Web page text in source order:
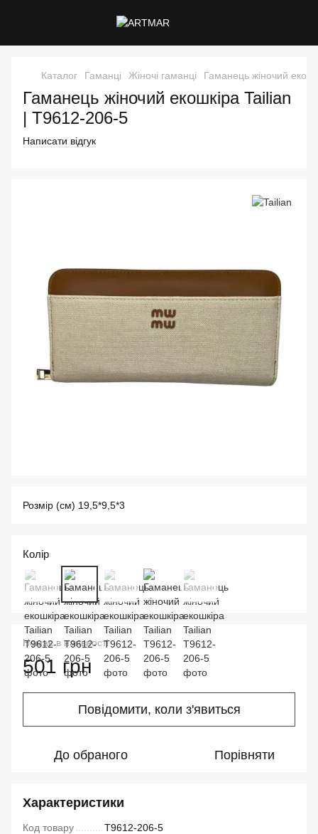
Каталог Гаманці Жіночі гаманці Гаманець жіночий
Гаманець жіночий екошкіра Tailian
| T9612-206-5
Написати відгук
Розмір (см) 19,5*9,5*3
Колір
Немає в наявності
501 грн
Повідомити, коли з'явиться
До обраного Порівняти
Характеристики
Код товару T9612-206-5